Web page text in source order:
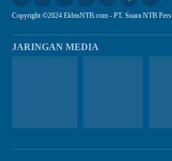
Copyright ©2024 EkbisNTB.com - PT. Suara NTB Pers
JARINGAN MEDIA